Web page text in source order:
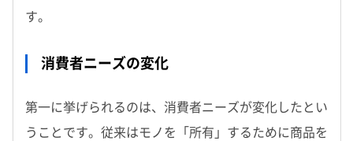
す。
消費者ニーズの変化
第一に挙げられるのは、消費者ニーズが変化したとい
うことです。従来はモノを「所有」するために商品を